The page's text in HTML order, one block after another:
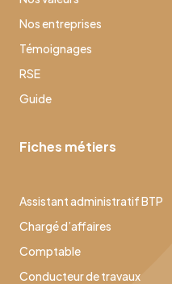
Nos entreprises
Témoignages
RSE
Guide
Fiches métiers
Assistant administratif BTP
Chargé d’affaires
Comptable
Conducteur de travaux